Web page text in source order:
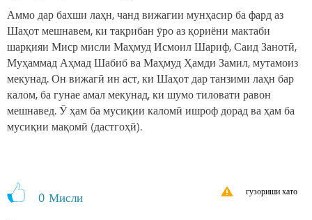
Аммо дар бахши лаҳн, чанд вижагии мунҳасир ба фард аз
Шаҳот мешнавем, ки тақрибан ӯро аз қориёни мактаби
шарқияи Миср мисли Маҳмуд Исмоил Шариф, Саид Занотӣ,
Муҳаммад Аҳмад Шабиб ва Маҳмуд Ҳамди Замил, мутамоиз
мекунад. Он вижагӣ ин аст, ки Шаҳот дар танзими лаҳн бар
калом, ба гунае амал мекунад, ки шумо тиловати равон
мешнавед. Ӯ ҳам ба мусиқии каломӣ ишроф дорад ва ҳам ба
мусиқии мақомӣ (дастгоҳӣ).
0 Мисли гузориши хато